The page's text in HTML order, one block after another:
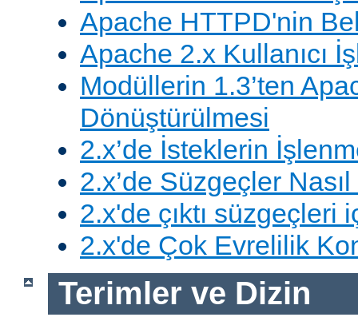
Apache HTTPD'nin
Apache 2.x Kullanıcı
Modüllerin 1.3’ten
Dönüştürülmesi
2.x’de İsteklerin
2.x’de Süzgeçler Nasıl
2.x'de çıktı süzgeçleri
2.x'de Çok Evrelilik
Terimler ve Dizin